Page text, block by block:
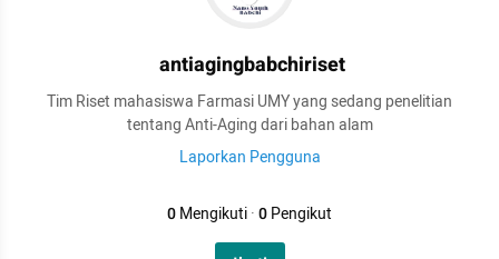
antiagingbabchiriset
Tim Riset mahasiswa Farmasi UMY yang sedang penelitian
tentang Anti-Aging dari bahan alam
Laporkan Pengguna
0Mengikuti·0Pengikut